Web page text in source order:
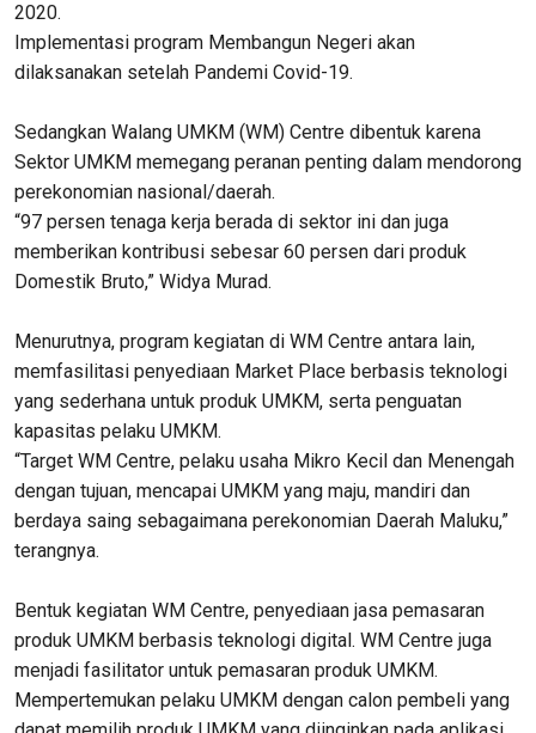
2020.
Implementasi program Membangun Negeri akan
dilaksanakan setelah Pandemi Covid-19.
Sedangkan Walang UMKM (WM) Centre dibentuk karena
Sektor UMKM memegang peranan penting dalam mendorong
perekonomian nasional/daerah.
“97 persen tenaga kerja berada di sektor ini dan juga
memberikan kontribusi sebesar 60 persen dari produk
Domestik Bruto,” Widya Murad.
Menurutnya, program kegiatan di WM Centre antara lain,
memfasilitasi penyediaan Market Place berbasis teknologi
yang sederhana untuk produk UMKM, serta penguatan
kapasitas pelaku UMKM.
“Target WM Centre, pelaku usaha Mikro Kecil dan Menengah
dengan tujuan, mencapai UMKM yang maju, mandiri dan
berdaya saing sebagaimana perekonomian Daerah Maluku,”
terangnya.
Bentuk kegiatan WM Centre, penyediaan jasa pemasaran
produk UMKM berbasis teknologi digital. WM Centre juga
menjadi fasilitator untuk pemasaran produk UMKM.
Mempertemukan pelaku UMKM dengan calon pembeli yang